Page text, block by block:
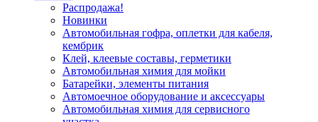
Распродажа!
Новинки
Автомобильная гофра, оплетки для кабеля,
кембрик
Клей, клеевые составы, герметики
Автомобильная химия для мойки
Батарейки, элементы питания
Автомоечное оборудование и аксессуары
Автомобильная химия для сервисного